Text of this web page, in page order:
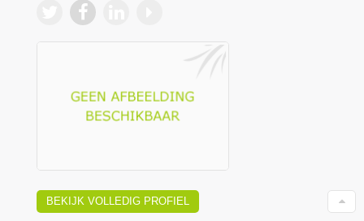
BEKIJK VOLLEDIG PROFIEL